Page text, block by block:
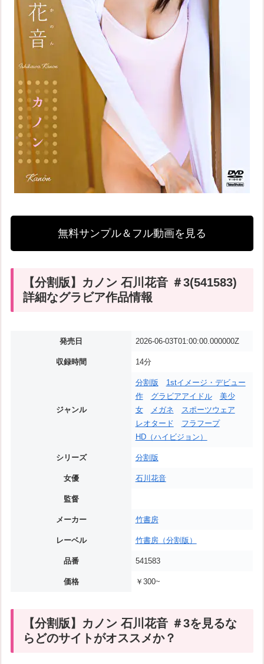
無料サンプル＆フル動画を見る
【分割版】カノン 石川花音 ＃3(541583)
詳細なグラビア作品情報
発売日 2026-06-03T01:00:00.000000Z
収録時間 14分
ジャンル
分割版
1stイメージ・デビュー
作
グラビアアイドル
美少
女
メガネ
スポーツウェア
レオタード
フラフープ
HD（ハイビジョン）
シリーズ 分割版
女優 石川花音
監督
メーカー 竹書房
レーベル 竹書房（分割版）
品番 541583
価格 ￥300~
【分割版】カノン 石川花音 ＃3を見るな
らどのサイトがオススメか？